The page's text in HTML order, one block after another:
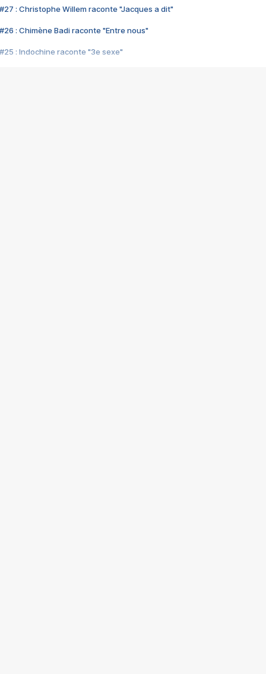
#27 : Christophe Willem raconte "Jacques a dit"
#26 : Chimène Badi raconte "Entre nous"
#25 : Indochine raconte "3e sexe"